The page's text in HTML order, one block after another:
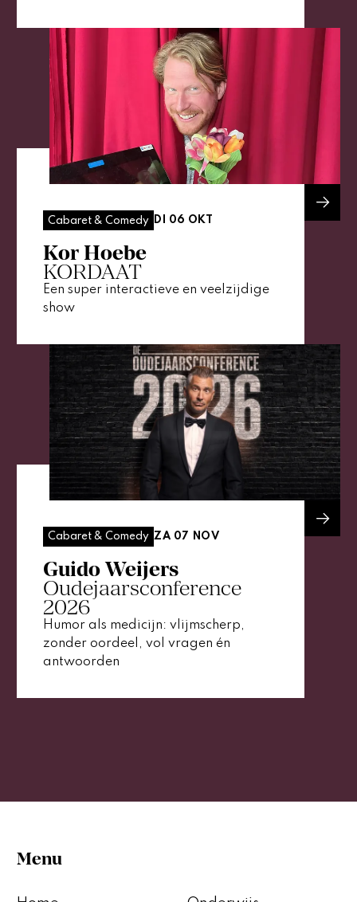
Cabaret & Comedy DI 06 OKT
Kor Hoebe
KORDAAT
Een super interactieve en veelzijdige
show
Cabaret & Comedy ZA 07 NOV
Guido Weijers
Oudejaarsconference
2026
Humor als medicijn: vlijmscherp,
zonder oordeel, vol vragen én
antwoorden
Menu